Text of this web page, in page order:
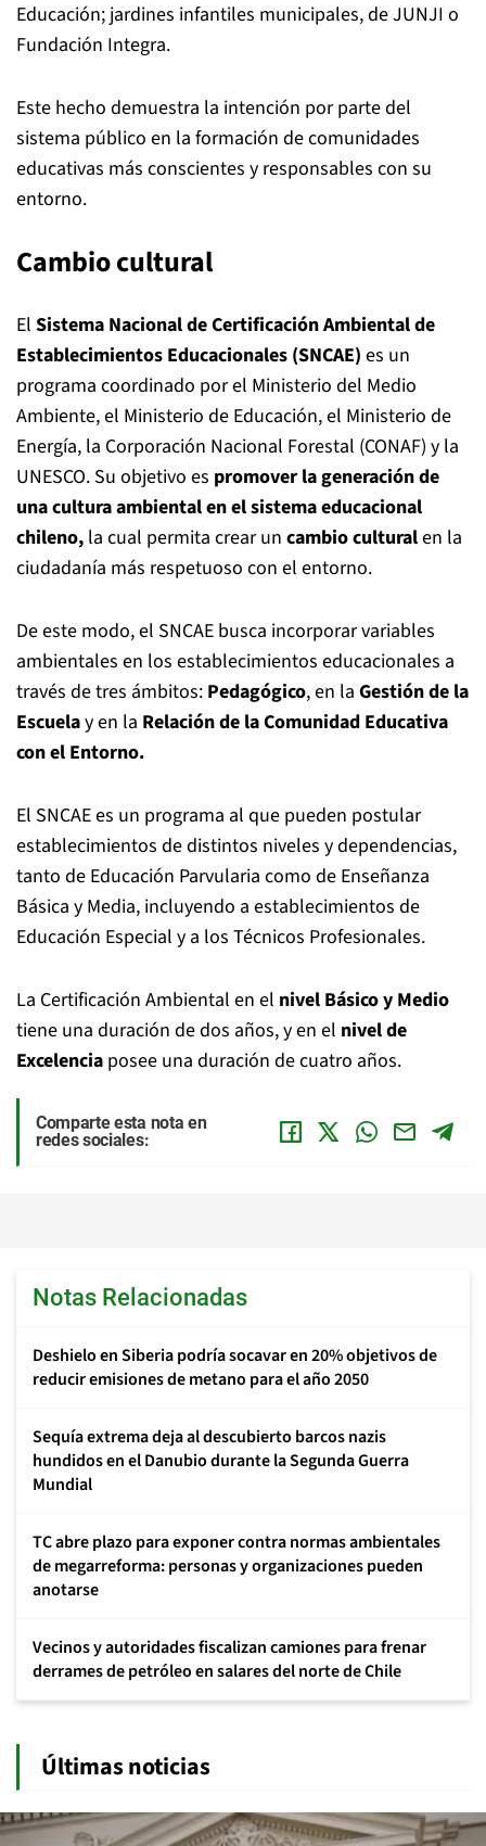
Educación; jardines infantiles municipales, de JUNJI o
Fundación Integra.
Este hecho demuestra la intención por parte del
sistema público en la formación de comunidades
educativas más conscientes y responsables con su
entorno.
Cambio cultural
El Sistema Nacional de Certificación Ambiental de
Establecimientos Educacionales (SNCAE) es un
programa coordinado por el Ministerio del Medio
Ambiente, el Ministerio de Educación, el Ministerio de
Energía, la Corporación Nacional Forestal (CONAF) y la
UNESCO. Su objetivo es promover lageneración de
una cultura ambiental en el sistema educacional
chileno, la cual permita crear un cambio culturalen la
ciudadanía más respetuoso con el entorno.
De este modo, el SNCAE busca incorporar variables
ambientales en los establecimientos educacionales a
través de tres ámbitos: Pedagógico, en la Gestión de la
Escuelay en la Relación de la Comunidad Educativa
con el Entorno.
El SNCAE es un programa al que pueden postular
establecimientos de distintos niveles y dependencias,
tanto de Educación Parvularia como de Enseñanza
Básica y Media, incluyendo a establecimientos de
Educación Especial y a los Técnicos Profesionales.
La Certificación Ambiental en el nivel Básico y Medio
tiene una duración de dos años, y en el nivel de
Excelencia posee una duración de cuatro años.
Comparte esta nota en
redes sociales:
Notas Relacionadas
Deshielo en Siberia podría socavar en 20% objetivos de
reducir emisiones de metano para el año 2050
Sequía extrema deja al descubierto barcos nazis
hundidos en el Danubio durante la Segunda Guerra
Mundial
TC abre plazo para exponer contra normas ambientales
de megarreforma: personas y organizaciones pueden
anotarse
Vecinos y autoridades fiscalizan camiones para frenar
derrames de petróleo en salares del norte de Chile
Últimas noticias